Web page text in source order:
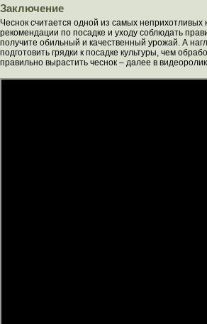
Заключение
Чеснок считается одной из самых неприхотливых
рекомендации по посадке и уходу соблюдать
получите обильный и качественный урожай. А
подготовить грядки к посадке культуры, чем
правильно вырастить чеснок – далее в